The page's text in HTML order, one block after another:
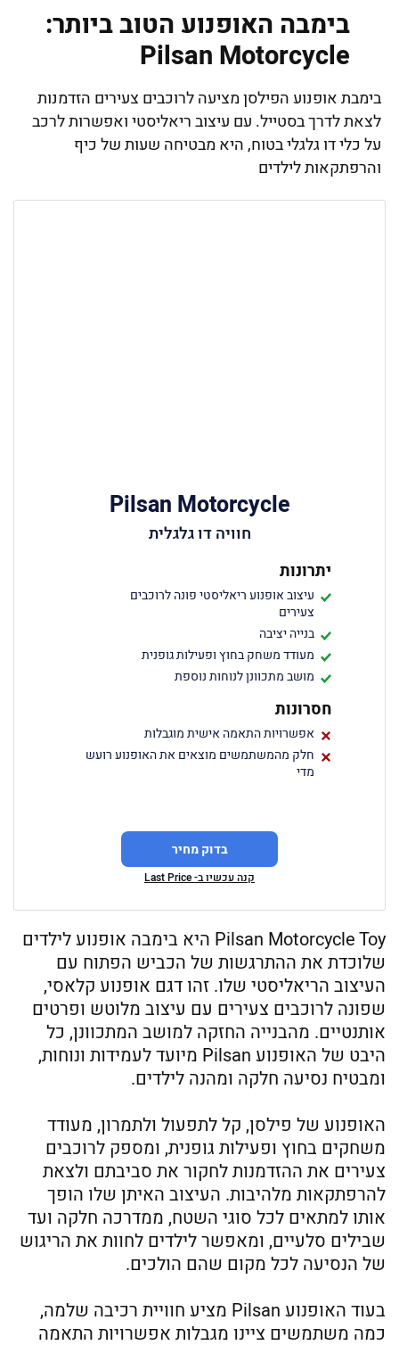
בימבה האופנוע הטוב ביותר:
Pilsan Motorcycle
בימבת אופנוע הפילסן מציעה לרוכבים צעירים הזדמנות
לצאת לדרך בסטייל. עם עיצוב ריאליסטי ואפשרות לרכב
על כלי דו גלגלי בטוח, היא מבטיחה שעות של כיף
והרפתקאות לילדים
Pilsan Motorcycle
חוויה דו גלגלית
יתרונות
עיצוב אופנוע ריאליסטי פונה לרוכבים
צעירים
בנייה יציבה
מעודד משחק בחוץ ופעילות גופנית
מושב מתכוונן לנוחות נוספת
חסרונות
אפשרויות התאמה אישית מוגבלות
חלק מהמשתמשים מוצאים את האופנוע רועש
מדי
בדוק מחיר
קנה עכשיו ב- Last Price
Pilsan Motorcycle Toy היא בימבה אופנוע לילדים
שלוכדת את ההתרגשות של הכביש הפתוח עם
העיצוב הריאליסטי שלו. זהו דגם אופנוע קלאסי,
שפונה לרוכבים צעירים עם עיצוב מלוטש ופרטים
אותנטיים. מהבנייה החזקה למושב המתכוונן, כל
היבט של האופנוע Pilsan מיועד לעמידות ונוחות,
ומבטיח נסיעה חלקה ומהנה לילדים.
האופנוע של פילסן, קל לתפעול ולתמרון, מעודד
משחקים בחוץ ופעילות גופנית, ומספק לרוכבים
צעירים את ההזדמנות לחקור את סביבתם ולצאת
להרפתקאות מלהיבות. העיצוב האיתן שלו הופך
אותו למתאים לכל סוגי השטח, ממדרכה חלקה ועד
שבילים סלעיים, ומאפשר לילדים לחוות את הריגוש
של הנסיעה לכל מקום שהם הולכים.
בעוד האופנוע Pilsan מציע חוויית רכיבה שלמה,
כמה משתמשים ציינו מגבלות אפשרויות התאמה